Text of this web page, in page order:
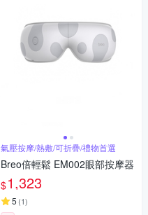
氣壓按摩/熱敷/可折疊/禮物首選
Breo倍輕鬆 EM002眼部按摩器
$1,323
5 (1)